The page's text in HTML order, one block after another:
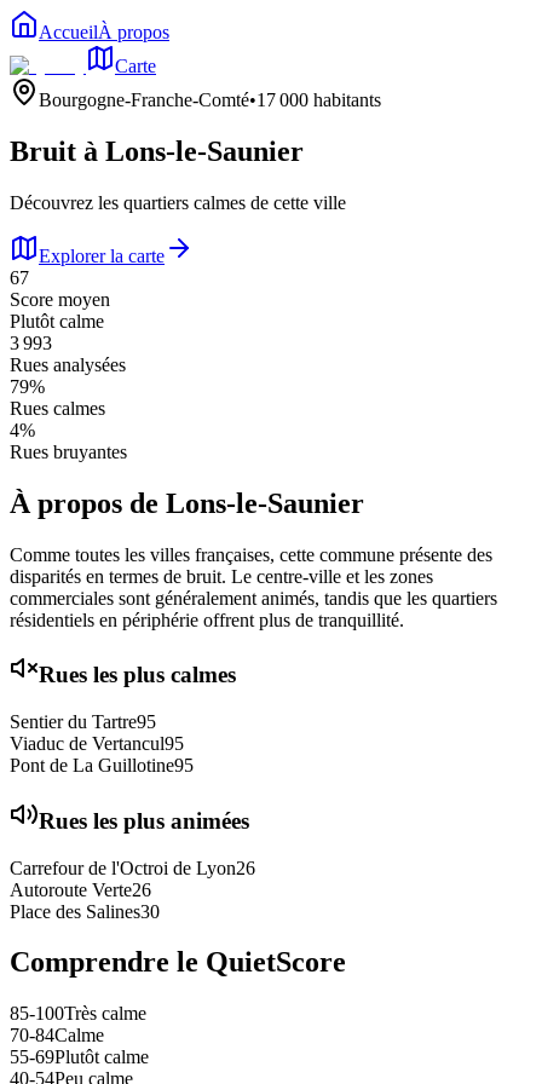
AccueilÀ propos
Carte
Bourgogne-Franche-Comté•17 000 habitants
Bruit à Lons-le-Saunier
Découvrez les quartiers calmes de cette ville
Explorer la carte
67
Score moyen
Plutôt calme
3 993
Rues analysées
79%
Rues calmes
4%
Rues bruyantes
À propos de Lons-le-Saunier
Comme toutes les villes françaises, cette commune présente des
disparités en termes de bruit. Le centre-ville et les zones
commerciales sont généralement animés, tandis que les quartiers
résidentiels en périphérie offrent plus de tranquillité.
Rues les plus calmes
Sentier du Tartre95
Viaduc de Vertancul95
Pont de La Guillotine95
Rues les plus animées
Carrefour de l'Octroi de Lyon26
Autoroute Verte26
Place des Salines30
Comprendre le QuietScore
85-100Très calme
70-84Calme
55-69Plutôt calme
40-54Peu calme